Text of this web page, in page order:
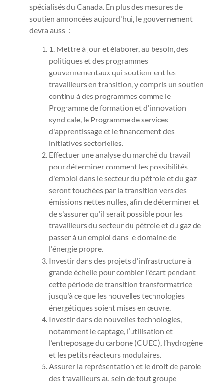
spécialisés du Canada. En plus des mesures de
soutien annoncées aujourd'hui, le gouvernement
devra aussi :
1. Mettre à jour et élaborer, au besoin, des
politiques et des programmes
gouvernementaux qui soutiennent les
travailleurs en transition, y compris un soutien
continu à des programmes comme le
Programme de formation et d'innovation
syndicale, le Programme de services
d'apprentissage et le financement des
initiatives sectorielles.
Effectuer une analyse du marché du travail
pour déterminer comment les possibilités
d'emploi dans le secteur du pétrole et du gaz
seront touchées par la transition vers des
émissions nettes nulles, afin de déterminer et
de s'assurer qu'il serait possible pour les
travailleurs du secteur du pétrole et du gaz de
passer à un emploi dans le domaine de
l'énergie propre.
Investir dans des projets d'infrastructure à
grande échelle pour combler l'écart pendant
cette période de transition transformatrice
jusqu'à ce que les nouvelles technologies
énergétiques soient mises en œuvre.
Investir dans de nouvelles technologies,
notamment le captage, l’utilisation et
l’entreposage du carbone (CUEC), l’hydrogène
et les petits réacteurs modulaires.
Assurer la représentation et le droit de parole
des travailleurs au sein de tout groupe